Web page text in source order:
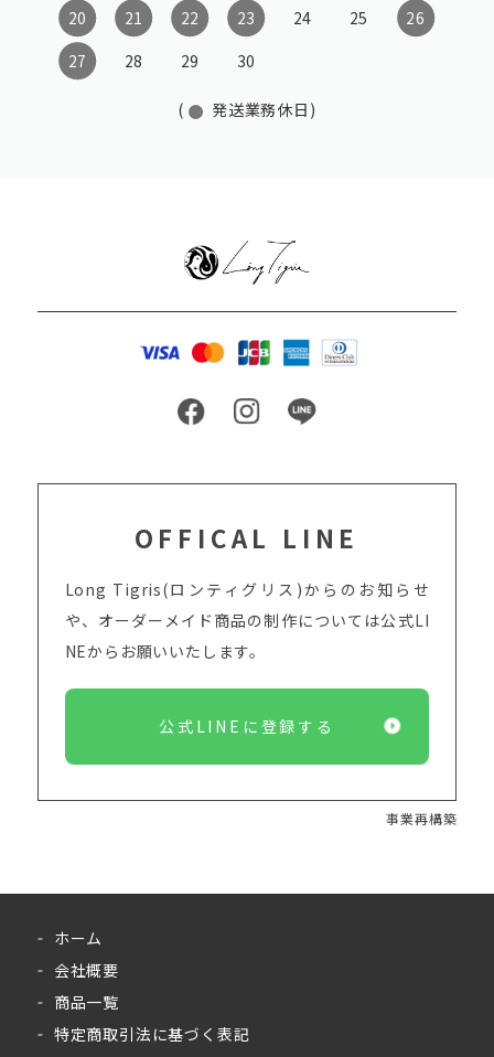
20
21 22 23 24 25
26
27
28 29 30
( 発送業務休日)
OFFICAL LINE
Long Tigris(ロンティグリス)からのお知らせ
や、オーダーメイド商品の制作については公式LI
NEからお願いいたします。
公式LINEに登録する
事業再構築
ホーム
会社概要
商品一覧
特定商取引法に基づく表記